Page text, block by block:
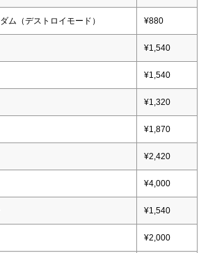
ム（デストロイモード） ¥880
¥1,540
¥1,540
¥1,320
¥1,870
¥2,420
¥4,000
¥1,540
¥2,000